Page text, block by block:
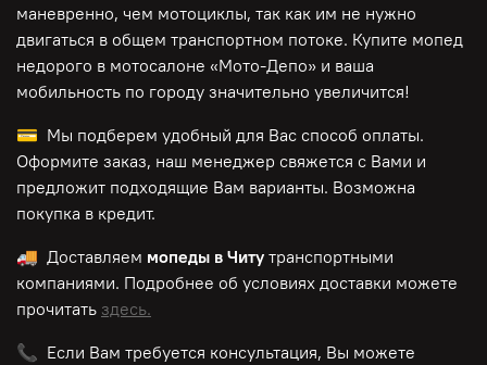
маневренно, чем мотоциклы, так как им не нужно
двигаться в общем транспортном потоке. Купите мопед
недорого в мотосалоне «Мото-Депо» и ваша
мобильность по городу значительно увеличится!
💳 Мы подберем удобный для Вас способ оплаты.
Оформите заказ, наш менеджер свяжется с Вами и
предложит подходящие Вам варианты. Возможна
покупка в кредит.
🚚 Доставляем мопеды в Читу транспортными
компаниями. Подробнее об условиях доставки можете
прочитать здесь.
📞 Если Вам требуется консультация, Вы можете